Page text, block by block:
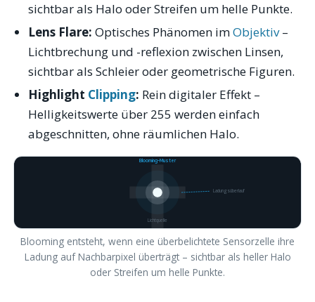
sichtbar als Halo oder Streifen um helle Punkte.
Lens Flare: Optisches Phänomen imObjektiv–
Lichtbrechung und -reflexion zwischen Linsen,
sichtbar als Schleier oder geometrische Figuren.
Highlight Clipping: Rein digitaler Effekt –
Helligkeitswerte über 255 werden einfach
abgeschnitten, ohne räumlichen Halo.
Lichtquelle
Ladungsüberlauf
Blooming-Muster
Blooming entsteht, wenn eine überbelichtete Sensorzelle ihre
Ladung auf Nachbarpixel überträgt – sichtbar als heller Halo
oder Streifen um helle Punkte.